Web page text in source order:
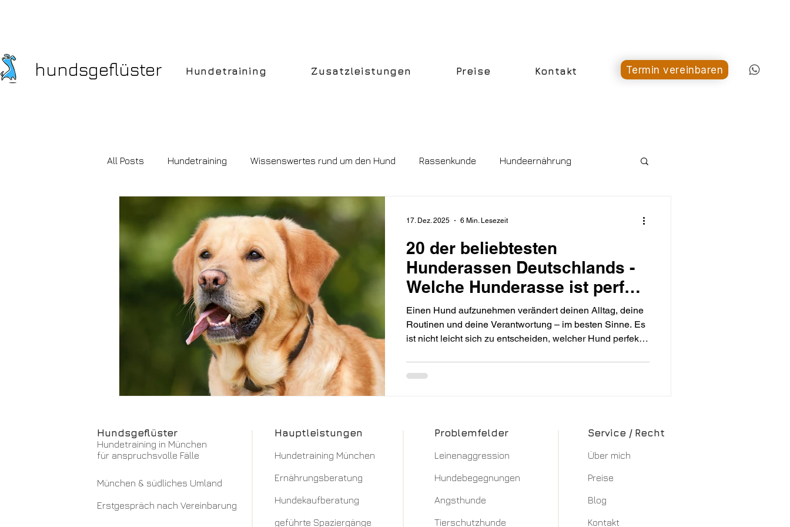
hundsgeflüster Hundetraining Zusatzleistungen Preise Kontakt Termin vereinbaren
All Posts Hundetraining Wissenswertes rund um den Hund Rassenkunde Hundeernährung
20 der beliebtesten
Hunderassen Deutschlands -
Welche Hunderasse ist perfekt
für dich?
Einen Hund aufzunehmen verändert deinen Alltag, deine
Routinen und deine Verantwortung – im besten Sinne. Es
ist nicht leicht sich zu entscheiden, welcher Hund perfekt
der beliebtesten Hunderassen Deutschlands.
17. Dez. 2025 6 Min. Lesezeit
Hundsgeflüster
Hundetraining in München
für anspruchsvolle Fälle
München & südliches Umland
Erstgespräch nach Vereinbarung
Hauptleistungen
Hundetraining München​
Ernährungsberatung
Hundekaufberatung
geführte Spaziergänge
Problemfelder
Leinenaggression​
Hundebegegnungen
Angsthunde
Tierschutzhunde
Service / Recht
Über mich​
Preise
Blog
Kontakt